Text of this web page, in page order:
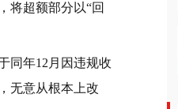
将超额部分以“回
同年12月因违规收
无意从根本上改